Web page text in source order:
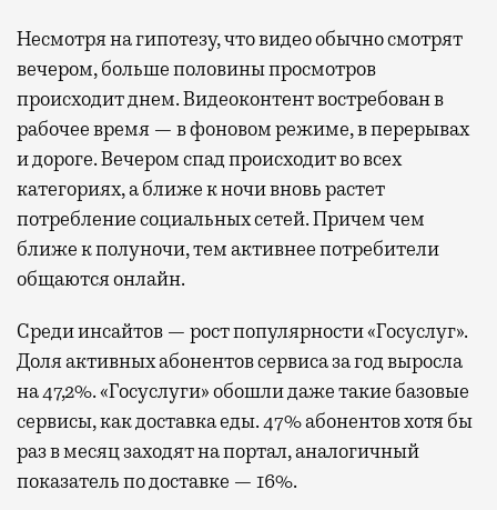
Несмотря на гипотезу, что видео обычно смотрят
вечером, больше половины просмотров
происходит днем. Видеоконтент востребован в
рабочее время — в фоновом режиме, в перерывах
и дороге. Вечером спад происходит во всех
категориях, а ближе к ночи вновь растет
потребление социальных сетей. Причем чем
ближе к полуночи, тем активнее потребители
общаются онлайн.
Среди инсайтов — рост популярности «Госуслуг».
Доля активных абонентов сервиса за год выросла
на 47,2%. «Госуслуги» обошли даже такие базовые
сервисы, как доставка еды. 47% абонентов хотя бы
раз в месяц заходят на портал, аналогичный
показатель по доставке — 16%.